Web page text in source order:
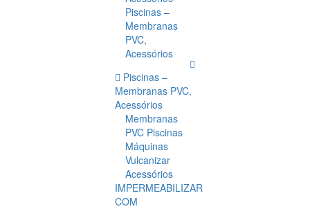
Piscinas –
Membranas
PVC,
Acessórios
Piscinas –
Membranas PVC,
Acessórios
Membranas
PVC Piscinas
Máquinas
Vulcanizar
Acessórios
IMPERMEABILIZAR
COM